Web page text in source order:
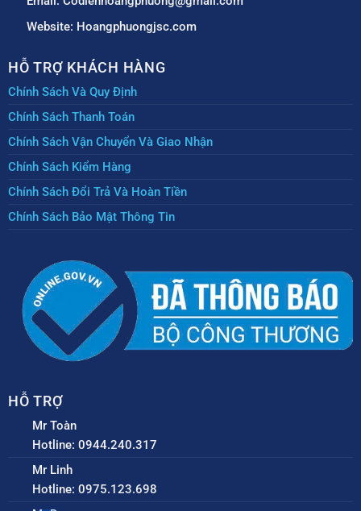
Website: Hoangphuongjsc.com
HỖ TRỢ KHÁCH HÀNG
Chính Sách Và Quy Định
Chính Sách Thanh Toán
Chính Sách Vận Chuyển Và Giao Nhận
Chính Sách Kiểm Hàng
Chính Sách Đổi Trả Và Hoàn Tiền
Chính Sách Bảo Mật Thông Tin
HỖ TRỢ
Mr Toàn
Hotline: 0944.240.317
Mr Linh
Hotline: 0975.123.698